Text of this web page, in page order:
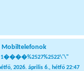
Mobiltelefonok
1����%2527%2522\'\"
2026. április 6., hétfő 22:47